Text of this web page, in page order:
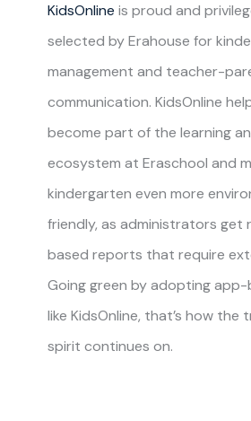
KidsOnline is proud and
selected by Erahouse for
management and teacher-
communication. KidsOnline
become part of the learning
ecosystem at Eraschool and
kindergarten even more
friendly, as administrators get
based reports that require
Going green by adopting
like KidsOnline, that’s how the
spirit continues on.